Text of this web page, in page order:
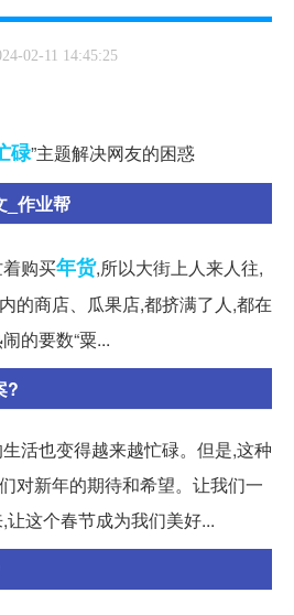
02-11 14:45:25
碌”主题解决网友的困惑
_作业帮
购买年货,所以大街上人来人往,
的商店、瓜果店,都挤满了人,都在
的要数“粟...
?
活也变得越来越忙碌。但是,这种
对新年的期待和希望。让我们一
这个春节成为我们美好...